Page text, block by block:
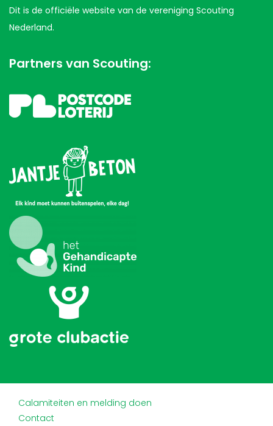
Dit is de officiële website van de vereniging Scouting
Nederland.
Partners van Scouting:
Calamiteiten en melding doen
Contact